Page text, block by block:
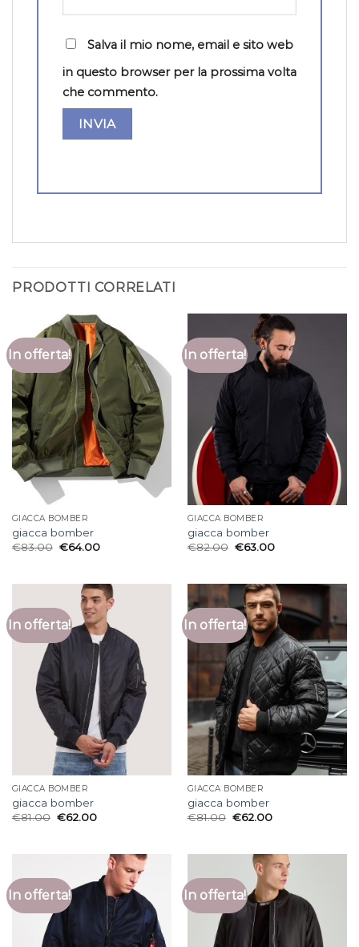
Salva il mio nome, email e sito web
in questo browser per la prossima volta
che commento.
PRODOTTI CORRELATI
In offerta!
GIACCA BOMBER
giacca bomber
€83.00 €64.00
In offerta!
GIACCA BOMBER
giacca bomber
€82.00 €63.00
In offerta!
GIACCA BOMBER
giacca bomber
€81.00 €62.00
In offerta!
GIACCA BOMBER
giacca bomber
€81.00 €62.00
In offerta! In offerta!